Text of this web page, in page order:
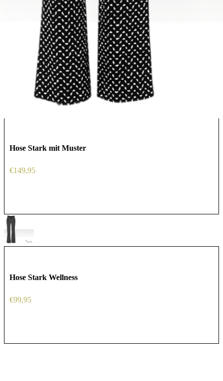
Hose Stark mit Muster
€149,95
Hose Stark Wellness
€99,95